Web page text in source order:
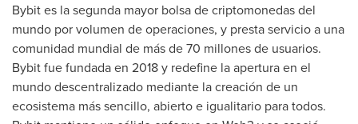
Bybit es la segunda mayor bolsa de criptomonedas del
mundo por volumen de operaciones, y presta servicio a una
comunidad mundial de más de 70 millones de usuarios.
Bybit fue fundada en 2018 y redefine la apertura en el
mundo descentralizado mediante la creación de un
ecosistema más sencillo, abierto e igualitario para todos.